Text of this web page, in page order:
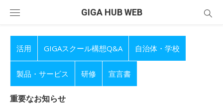
GIGA HUB WEB
活用 GIGAスクール構想Q&A 自治体・学校
製品・サービス 研修 宣言書
重要なお知らせ